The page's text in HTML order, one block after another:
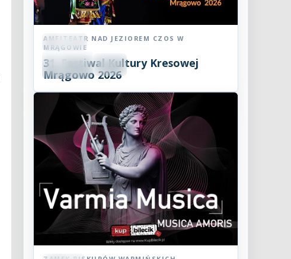
08 SIE 18:30
AMFITEATR NAD JEZIOREM CZOS W
MRĄGOWIE
31. Festiwal Kultury Kresowej
Mrągowo 2026